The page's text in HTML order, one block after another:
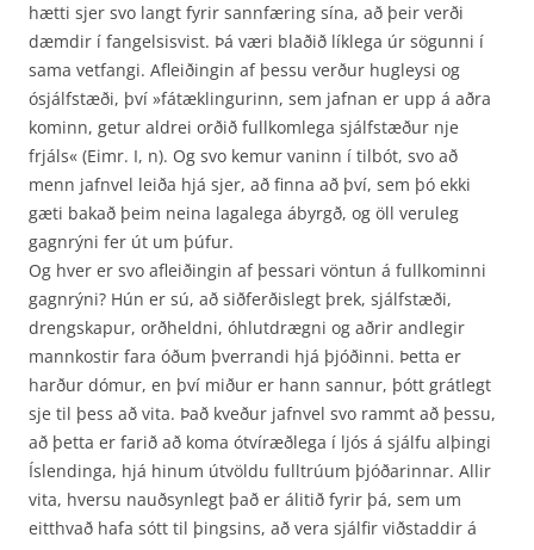
hætti sjer svo langt fyrir sannfæring sína, að þeir verði
dæmdir í fangelsisvist. Þá væri blaðið líklega úr sögunni í
sama vetfangi. Afleiðingin af þessu verður hugleysi og
ósjálfstæði, því »fátæklingurinn, sem jafnan er upp á aðra
kominn, getur aldrei orðið fullkomlega sjálfstæður nje
frjáls« (Eimr. I, n). Og svo kemur vaninn í tilbót, svo að
menn jafnvel leiða hjá sjer, að finna að því, sem þó ekki
gæti bakað þeim neina lagalega ábyrgð, og öll veruleg
gagnrýni fer út um þúfur.
Og hver er svo afleiðingin af þessari vöntun á fullkominni
gagnrýni? Hún er sú, að siðferðislegt þrek, sjálfstæði,
drengskapur, orðheldni, óhlutdrægni og aðrir andlegir
mannkostir fara óðum þverrandi hjá þjóðinni. Þetta er
harður dómur, en því miður er hann sannur, þótt grátlegt
sje til þess að vita. Það kveður jafnvel svo rammt að þessu,
að þetta er farið að koma ótvíræðlega í ljós á sjálfu alþingi
Íslendinga, hjá hinum útvöldu fulltrúum þjóðarinnar. Allir
vita, hversu nauðsynlegt það er álitið fyrir þá, sem um
eitthvað hafa sótt til þingsins, að vera sjálfir viðstaddir á